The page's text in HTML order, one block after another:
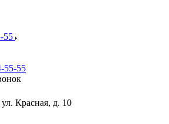
55
55-55
Красная, д. 10